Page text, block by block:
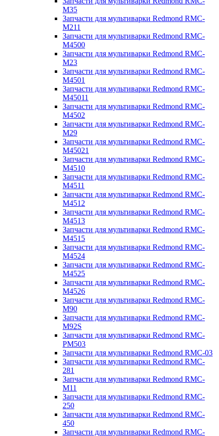
M35
Запчасти для мультиварки Redmond RMC-
M211
Запчасти для мультиварки Redmond RMC-
M4500
Запчасти для мультиварки Redmond RMC-
M23
Запчасти для мультиварки Redmond RMC-
M4501
Запчасти для мультиварки Redmond RMC-
M45011
Запчасти для мультиварки Redmond RMC-
M4502
Запчасти для мультиварки Redmond RMC-
M29
Запчасти для мультиварки Redmond RMC-
M45021
Запчасти для мультиварки Redmond RMC-
M4510
Запчасти для мультиварки Redmond RMC-
M4511
Запчасти для мультиварки Redmond RMC-
M4512
Запчасти для мультиварки Redmond RMC-
M4513
Запчасти для мультиварки Redmond RMC-
M4515
Запчасти для мультиварки Redmond RMC-
M4524
Запчасти для мультиварки Redmond RMC-
M4525
Запчасти для мультиварки Redmond RMC-
M4526
Запчасти для мультиварки Redmond RMC-
M90
Запчасти для мультиварки Redmond RMC-
M92S
Запчасти для мультиварки Redmond RMC-
PM503
Запчасти для мультиварки Redmond RMC-03
Запчасти для мультиварки Redmond RMC-
281
Запчасти для мультиварки Redmond RMC-
M11
Запчасти для мультиварки Redmond RMC-
250
Запчасти для мультиварки Redmond RMC-
450
Запчасти для мультиварки Redmond RMC-